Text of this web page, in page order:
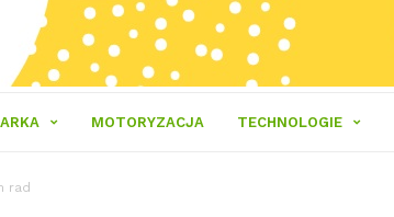
MOTORYZACJA TECHNOLOGIE
rad